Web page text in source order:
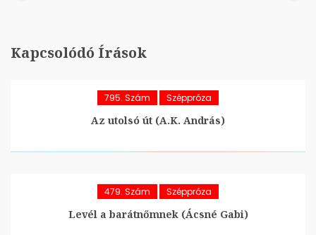
Kapcsolódó Írások
795. Szám Széppróza
Az utolsó út (A.K. András)
479. Szám Széppróza
Levél a barátnőmnek (Ácsné Gabi)